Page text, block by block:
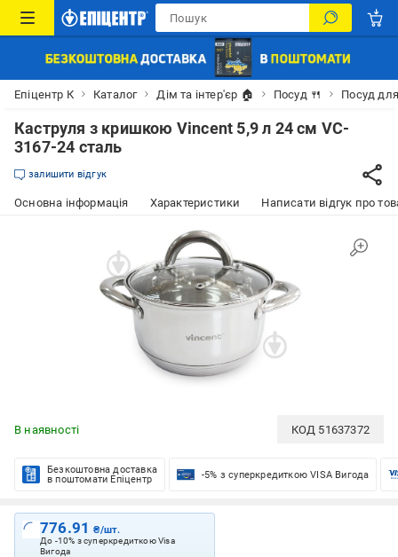
Епіцентр К Каталог Дім та інтер'єр 🏠 Посуд 🍴 Посуд
Каструля з кришкою Vincent 5,9 л 24 см VC-
3167-24 сталь
залишити відгук
Основна інформація Характеристики Написати відгук про
В наявності КОД 51637372
Безкоштовна доставка
в поштомати Епіцентр
-5% з суперкредиткою VISA Вигода
776.91₴/шт.
До -10% з суперкредиткою Visa
Вигода